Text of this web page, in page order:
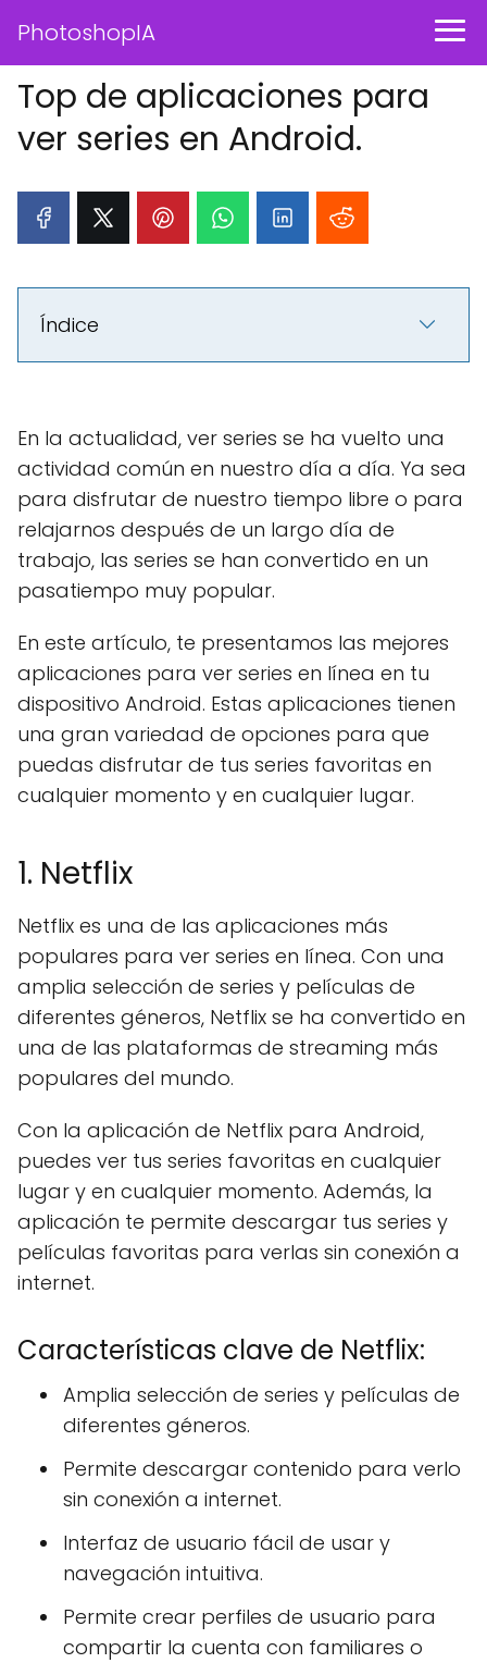
PhotoshopIA
Top de aplicaciones para
ver series en Android.
Índice
En la actualidad, ver series se ha vuelto una
actividad común en nuestro día a día. Ya sea
para disfrutar de nuestro tiempo libre o para
relajarnos después de un largo día de
trabajo, las series se han convertido en un
pasatiempo muy popular.
En este artículo, te presentamos las mejores
aplicaciones para ver series en línea en tu
dispositivo Android. Estas aplicaciones tienen
una gran variedad de opciones para que
puedas disfrutar de tus series favoritas en
cualquier momento y en cualquier lugar.
1. Netflix
Netflix es una de las aplicaciones más
populares para ver series en línea. Con una
amplia selección de series y películas de
diferentes géneros, Netflix se ha convertido en
una de las plataformas de streaming más
populares del mundo.
Con la aplicación de Netflix para Android,
puedes ver tus series favoritas en cualquier
lugar y en cualquier momento. Además, la
aplicación te permite descargar tus series y
películas favoritas para verlas sin conexión a
internet.
Características clave de Netflix:
Amplia selección de series y películas de
diferentes géneros.
Permite descargar contenido para verlo
sin conexión a internet.
Interfaz de usuario fácil de usar y
navegación intuitiva.
Permite crear perfiles de usuario para
compartir la cuenta con familiares o